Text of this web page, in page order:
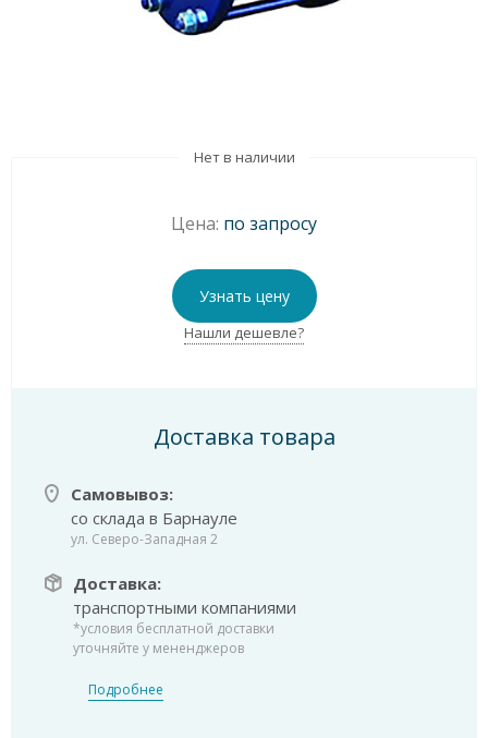
Нет в наличии
Цена: по запросу
Узнать цену
Нашли дешевле?
Доставка товара
Самовывоз:
со склада в Барнауле
ул. Северо-Западная 2
Доставка:
транспортными компаниями
*условия бесплатной доставки
уточняйте у мененджеров
Подробнее